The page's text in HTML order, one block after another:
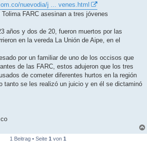
nuevodia/j ... venes.html
FARC asesinan a tres jóvenes
años y dos de 20, fueron muertos por las
en la vereda La Unión de Aipe, en el
por un familiar de uno de los occisos que
de las FARC, estos adujeron que los tres
de cometer diferentes hurtos en la región
tanto se les realizó un juicio y en él se dictaminó
1 Beitrag • Seite 1 von 1